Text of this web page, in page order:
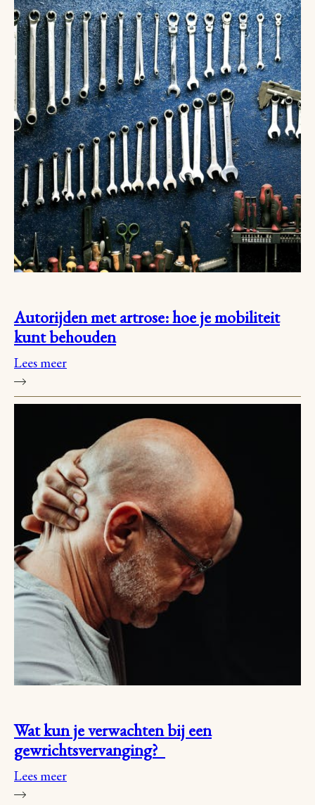
Autorijden met artrose: hoe je mobiliteit
kunt behouden
Lees meer
Wat kun je verwachten bij een
gewrichtsvervanging?
Lees meer